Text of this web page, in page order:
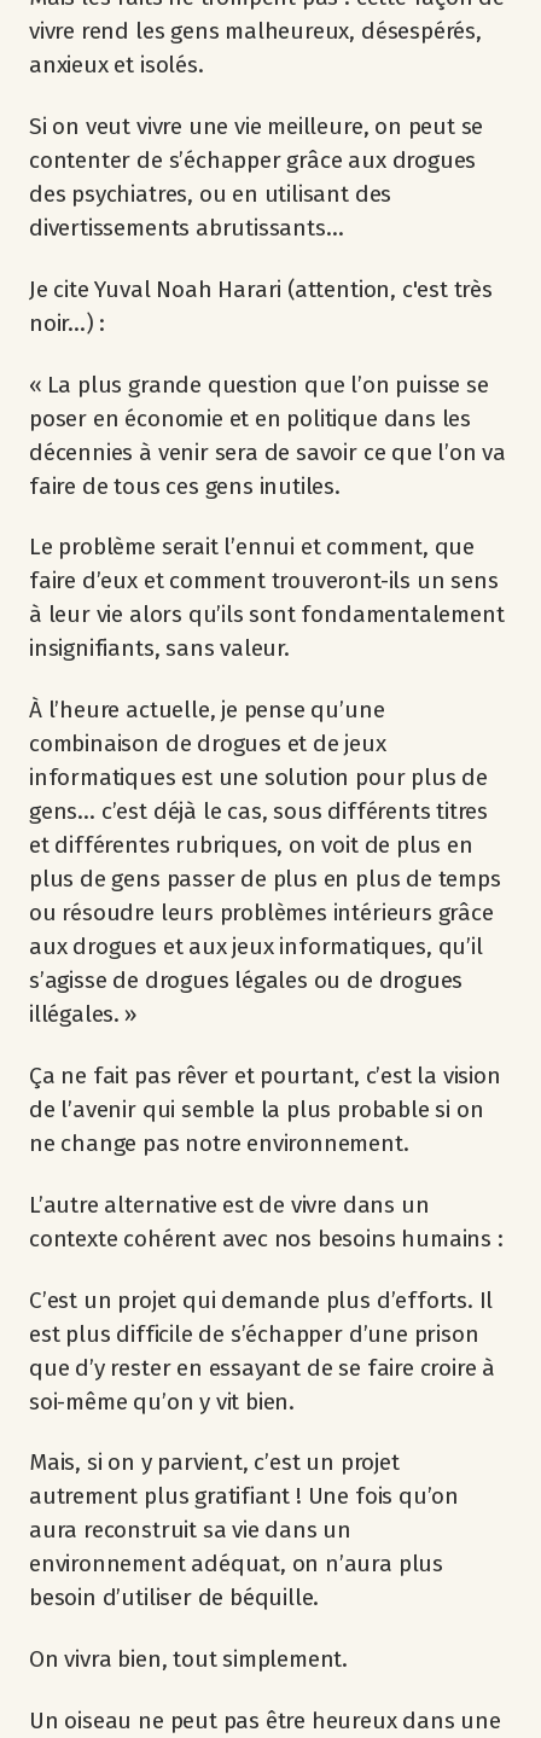
vivre rend les gens malheureux, désespérés,
anxieux et isolés.
Si on veut vivre une vie meilleure, on peut se
contenter de s’échapper grâce aux drogues
des psychiatres, ou en utilisant des
divertissements abrutissants…
Je cite Yuval Noah Harari (attention, c'est très
noir...) :
« La plus grande question que l’on puisse se
poser en économie et en politique dans les
décennies à venir sera de savoir ce que l’on va
faire de tous ces gens inutiles.
Le problème serait l’ennui et comment, que
faire d’eux et comment trouveront-ils un sens
à leur vie alors qu’ils sont fondamentalement
insignifiants, sans valeur.
À l’heure actuelle, je pense qu’une
combinaison de drogues et de jeux
informatiques est une solution pour plus de
gens… c’est déjà le cas, sous différents titres
et différentes rubriques, on voit de plus en
plus de gens passer de plus en plus de temps
ou résoudre leurs problèmes intérieurs grâce
aux drogues et aux jeux informatiques, qu’il
s’agisse de drogues légales ou de drogues
illégales. »
Ça ne fait pas rêver et pourtant, c’est la vision
de l’avenir qui semble la plus probable si on
ne change pas notre environnement.
L’autre alternative est de vivre dans un
contexte cohérent avec nos besoins humains :
C’est un projet qui demande plus d’efforts. Il
est plus difficile de s’échapper d’une prison
que d’y rester en essayant de se faire croire à
soi-même qu’on y vit bien.
Mais, si on y parvient, c’est un projet
autrement plus gratifiant ! Une fois qu’on
aura reconstruit sa vie dans un
environnement adéquat, on n’aura plus
besoin d’utiliser de béquille.
On vivra bien, tout simplement.
Un oiseau ne peut pas être heureux dans une